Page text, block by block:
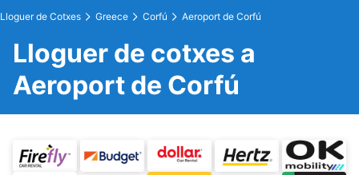
Lloguer de Cotxes Greece Corfú Aeroport de Corfú
Lloguer de cotxes a
Aeroport de Corfú